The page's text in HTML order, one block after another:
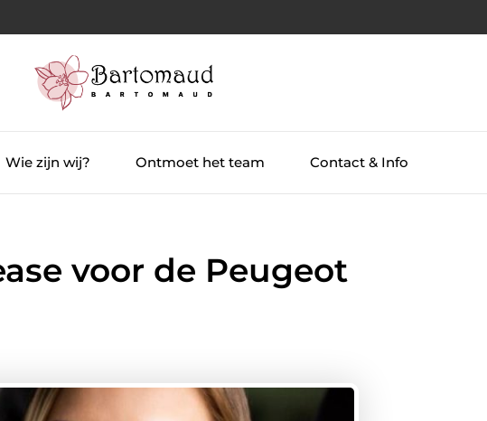
Wie zijn wij? Ontmoet het team Contact & Info
voor de Peugeot